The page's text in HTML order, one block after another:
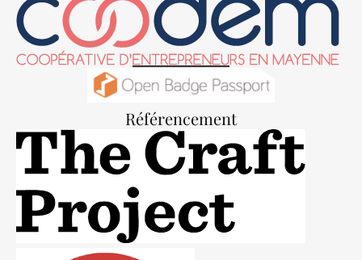
Référencement